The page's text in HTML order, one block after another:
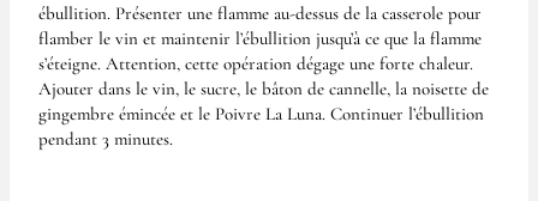
ébullition. Présenter une flamme au-dessus de la casserole pour
flamber le vin et maintenir l’ébullition jusqu’à ce que la flamme
s’éteigne. Attention, cette opération dégage une forte chaleur.
Ajouter dans le vin, le sucre, le bâton de cannelle, la noisette de
gingembre émincée et le Poivre La Luna. Continuer l’ébullition
pendant 3 minutes.